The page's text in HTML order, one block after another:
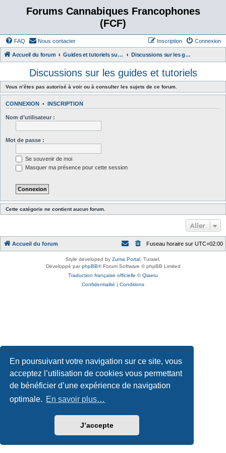
En poursuivant votre navigation sur ce site, vous
acceptez l’utilisation de cookies vous permettant
de bénéficier d’une expérience de navigation
optimale. En savoir plus…
J’accepte
Forums Cannabiques Francophones
(FCF)
FAQ Nous contacter Connexion
Inscription
Accueil du forum Guides et tutoriels sur la culture du cannabis Discussions sur les guides et tutoriels
Discussions sur les guides et tutoriels
Vous n’êtes pas autorisé à voir ou à consulter les sujets de ce forum.
CONNEXION • INSCRIPTION
Nom d’utilisateur :
Mot de passe :
Se souvenir de moi
Masquer ma présence pour cette session
Cette catégorie ne contient aucun forum.
Aller
Accueil du forum Fuseau horaire sur UTC+02:00
Style developed by Zuma Portal , Turaiel,
Développé parphpBB® Forum Software © phpBB Limited
Traduction française officielle ©Qiaeru
Confidentialité | Conditions